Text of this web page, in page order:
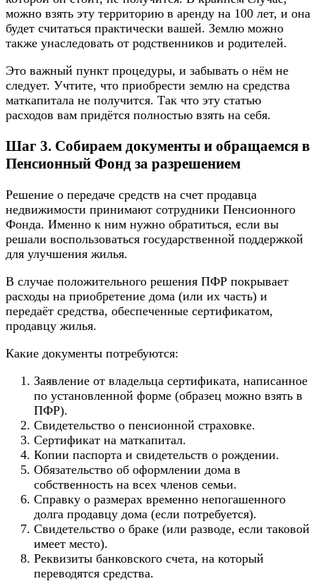
можно взять эту территорию в аренду на 100 лет, и она
будет считаться практически вашей. Землю можно
также унаследовать от родственников и родителей.
Это важный пункт процедуры, и забывать о нём не
следует. Учтите, что приобрести землю на средства
маткапитала не получится. Так что эту статью
расходов вам придётся полностью взять на себя.
Шаг 3. Собираем документы и обращаемся в
Пенсионный Фонд за разрешением
Решение о передаче средств на счет продавца
недвижимости принимают сотрудники Пенсионного
Фонда. Именно к ним нужно обратиться, если вы
решали воспользоваться государственной поддержкой
для улучшения жилья.
В случае положительного решения ПФР покрывает
расходы на приобретение дома (или их часть) и
передаёт средства, обеспеченные сертификатом,
продавцу жилья.
Какие документы потребуются:
Заявление от владельца сертификата, написанное
по установленной форме (образец можно взять в
ПФР).
Свидетельство о пенсионной страховке.
Сертификат на маткапитал.
Копии паспорта и свидетельств о рождении.
Обязательство об оформлении дома в
собственность на всех членов семьи.
Справку о размерах временно непогашенного
долга продавцу дома (если потребуется).
Свидетельство о браке (или разводе, если таковой
имеет место).
Реквизиты банковского счета, на который
переводятся средства.